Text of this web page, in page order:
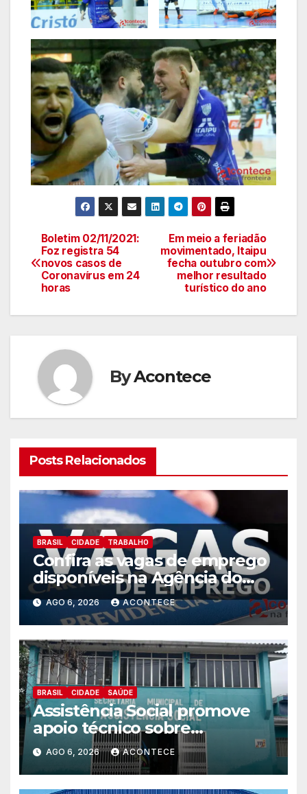
Navegação
de
Em meio a feriadão
movimentado, Itaipu
fecha outubro com
melhor resultado
turístico do ano
Boletim 02/11/2021:
Foz registra 54
novos casos de
Coronavírus em 24
horas
ByAcontece
Posts Relacionados
BRASIL CIDADE TRABALHO
Confira as vagas de emprego
disponíveis na Agência do
Trabalhador
AGO 6, 2026 ACONTECE
BRASIL CIDADE SAÚDE
Assistência Social promove
apoio técnico sobre
preparação e resposta a
situações de emergência e
calamidade pública
AGO 6, 2026 ACONTECE